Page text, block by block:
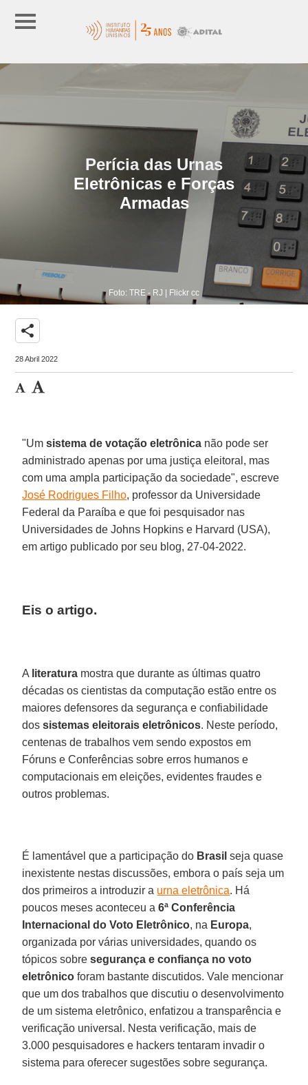
Perícia das Urnas
Eletrônicas e Forças
Armadas
Foto: TRE - RJ | Flickr cc
share
28 Abril 2022
"Umsistema de votação eletrônica não pode ser
administrado apenas por uma justiça eleitoral, mas
com uma ampla participação da sociedade", escreve
José Rodrigues Filho, professor da Universidade
Federal da Paraíba e que foi pesquisador nas
Universidades de Johns Hopkins e Harvard (USA),
em artigo publicado por seu blog, 27-04-2022.
Eis o artigo.
A literatura mostra que durante as últimas quatro
décadas os cientistas da computação estão entre os
maiores defensores da segurança e confiabilidade
dossistemas eleitorais eletrônicos. Neste período,
centenas de trabalhos vem sendo expostos em
Fóruns e Conferências sobre erros humanos e
computacionais em eleições, evidentes fraudes e
outros problemas.
É lamentável que a participação do Brasil seja quase
inexistente nestas discussões, embora o país seja um
dos primeiros a introduzir a urna eletrônica. Há
poucos meses aconteceu a6ª Conferência
Internacional do Voto Eletrônico, na Europa,
organizada por várias universidades, quando os
tópicos sobresegurança e confiança no voto
eletrônico foram bastante discutidos. Vale mencionar
que um dos trabalhos que discutiu o desenvolvimento
de um sistema eletrônico, enfatizou a transparência e
verificação universal. Nesta verificação, mais de
3.000 pesquisadores e hackers tentaram invadir o
sistema para oferecer sugestões sobre segurança.